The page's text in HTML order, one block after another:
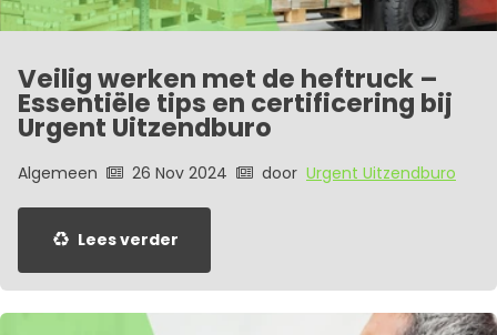
Veilig werken met de heftruck –
Essentiële tips en certificering bij
Urgent Uitzendburo
Algemeen 26 Nov 2024 door Urgent Uitzendburo
Lees verder